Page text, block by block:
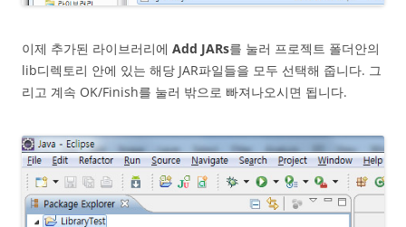
이제 추가된 라이브러리에 Add JARs를 눌러 프로젝트 폴더안의
lib디렉토리 안에 있는 해당 JAR파일들을 모두 선택해 줍니다. 그
리고 계속 OK/Finish를 눌러 밖으로 빠져나오시면 됩니다.